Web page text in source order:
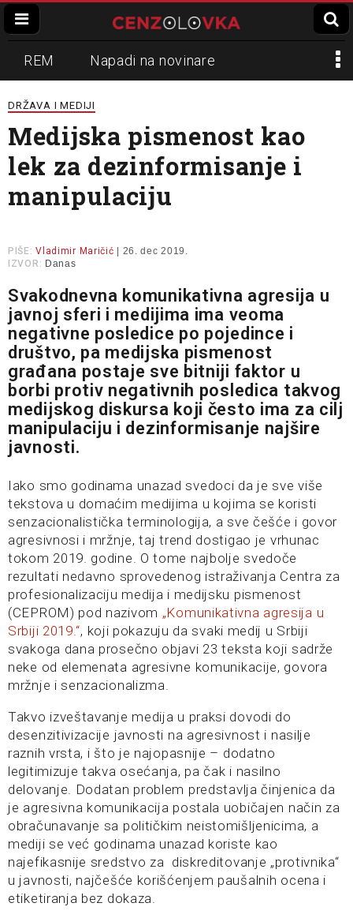
REM Napadi na novinare
Zvučni top
Propaganda Lokalni mediji
Informer Slavko Ćuruvija
DRŽAVA I MEDIJI
Medijska pismenost kao
lek za dezinformisanje i
manipulaciju
PIŠE: Vladimir Maričić | 26. dec 2019.
IZVOR: Danas
Svakodnevna komunikativna agresija u
javnoj sferi i medijima ima veoma
negativne posledice po pojedince i
društvo, pa medijska pismenost
građana postaje sve bitniji faktor u
borbi protiv negativnih posledica takvog
medijskog diskursa koji često ima za cilj
manipulaciju i dezinformisanje najšire
javnosti.
Iako smo godinama unazad svedoci da je sve više
tekstova u domaćim medijima u kojima se koristi
senzacionalistička terminologija, a sve češće i govor
agresivnosi i mržnje, taj trend dostigao je vrhunac
tokom 2019. godine. O tome najbolje svedoče
rezultati nedavno sprovedenog istraživanja Centra za
profesionalizaciju medija i medijsku pismenost
(CEPROM) pod nazivom „Komunikativna agresija u
Srbiji 2019.“, koji pokazuju da svaki medij u Srbiji
svakoga dana prosečno objavi 23 teksta koji sadrže
neke od elemenata agresivne komunikacije, govora
mržnje i senzacionalizma.
Takvo izveštavanje medija u praksi dovodi do
desenzitivizacije javnosti na agresivnost i nasilje
raznih vrsta, i što je najopasnije – dodatno
legitimizuje takva osećanja, pa čak i nasilno
delovanje. Dodatan problem predstavlja činjenica da
je agresivna komunikacija postala uobičajen način za
obračunavanje sa političkim neistomišljenicima, a
mediji se već godinama unazad koriste kao
najefikasnije sredstvo za diskreditovanje „protivnika“
u javnosti, najčešće korišćenjem paušalnih ocena i
etiketiranja bez dokaza.